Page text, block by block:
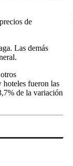
de
Las demás
hoteles fueron las
de la variación